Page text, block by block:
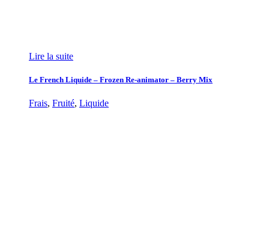
Lire la suite
Le French Liquide – Frozen Re-animator – Berry Mix
Frais, Fruité, Liquide